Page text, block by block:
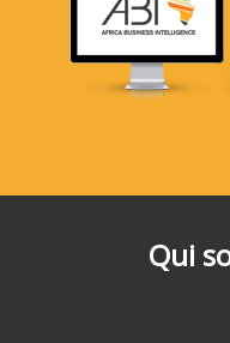
Qui